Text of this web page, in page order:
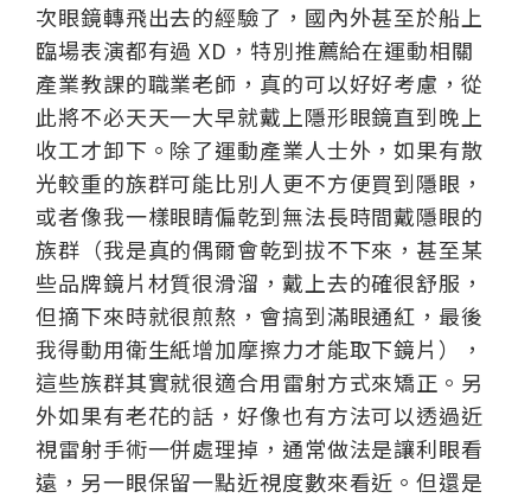
次眼鏡轉飛出去的經驗了，國內外甚至於船上
臨場表演都有過 XD，特別推薦給在運動相關
產業教課的職業老師，真的可以好好考慮，從
此將不必天天一大早就戴上隱形眼鏡直到晚上
收工才卸下。除了運動產業人士外，如果有散
光較重的族群可能比別人更不方便買到隱眼，
或者像我一樣眼睛偏乾到無法長時間戴隱眼的
族群（我是真的偶爾會乾到拔不下來，甚至某
些品牌鏡片材質很滑溜，戴上去的確很舒服，
但摘下來時就很煎熬，會搞到滿眼通紅，最後
我得動用衛生紙增加摩擦力才能取下鏡片），
這些族群其實就很適合用雷射方式來矯正。另
外如果有老花的話，好像也有方法可以透過近
視雷射手術一併處理掉，通常做法是讓利眼看
遠，另一眼保留一點近視度數來看近。但還是